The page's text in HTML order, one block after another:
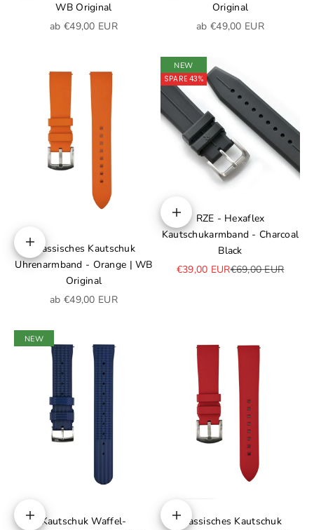
WB Original
Angebot
ab €49,00 EUR
Original
Angebot
ab €49,00 EUR
Optionen auswählen
Klassisches Kautschuk
Uhrenarmband - Orange | WB
Original
Angebot
ab €49,00 EUR
NEW
SPARE 43%
In den Warenkorb
RZE - Hexaflex
Kautschukarmband - Charcoal
Black
Angebot
€39,00 EURRegulärer Preis
€69,00 EUR
NEW
Optionen auswählen
Kautschuk Waffel-
Optionen auswählen
Klassisches Kautschuk